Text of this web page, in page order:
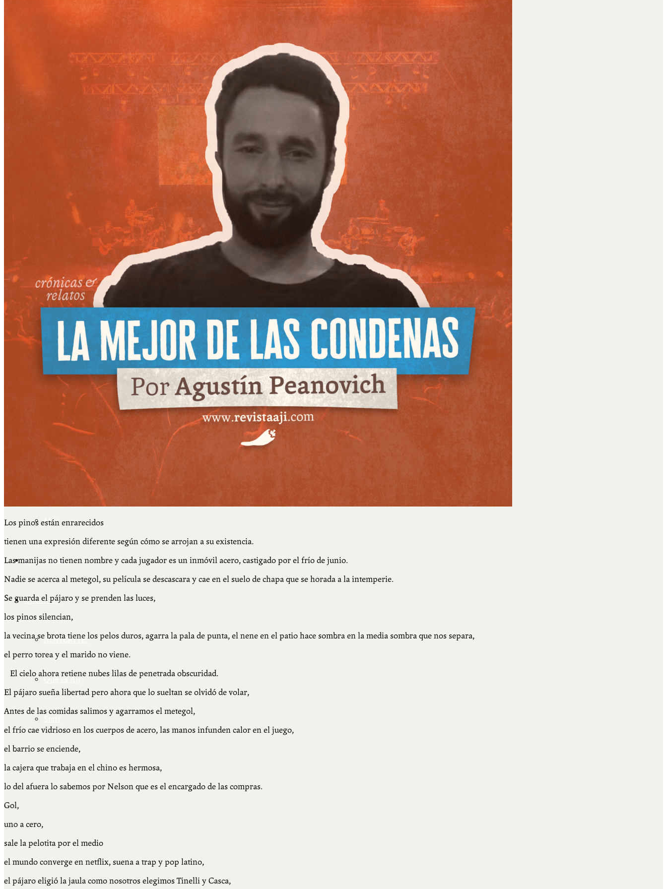
Escriben & participan
Psicología
Actividades & contenido
AJÍ EN YOUTUBE
Universidad Experimental 2022-2025
Feria del Libro Venado Tuerto 2022-2025
Facultad Libre Venado Tuerto 1990-1994
Cátedra Bailable 2018
Más
Ají Ediciones
Qué es Ají
ADHERITE!
Qué es Ají
Los pinos están enrarecidos
tienen una expresión diferente según cómo se arrojan a su existencia.
Las manijas no tienen nombre y cada jugador es un inmóvil acero, castigado por el frío de junio.
Nadie se acerca al metegol, su película se descascara y cae en el suelo de chapa que se horada a la intemperie.
Se guarda el pájaro y se prenden las luces,
los pinos silencian,
la vecina se brota tiene los pelos duros, agarra la pala de punta, el nene en el patio hace sombra en la media sombra que nos separa,
el perro torea y el marido no viene.
El cielo ahora retiene nubes lilas de penetrada obscuridad.
El pájaro sueña libertad pero ahora que lo sueltan se olvidó de volar,
Antes de las comidas salimos y agarramos el metegol,
el frío cae vidrioso en los cuerpos de acero, las manos infunden calor en el juego,
el barrio se enciende,
la cajera que trabaja en el chino es hermosa,
lo del afuera lo sabemos por Nelson que es el encargado de las compras.
Gol,
uno a cero,
sale la pelotita por el medio
el mundo converge en netflix, suena a trap y pop latino,
el pájaro eligió la jaula como nosotros elegimos Tinelli y Casca,